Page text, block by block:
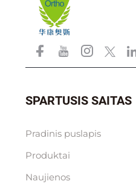
SPARTUSIS SAITAS
Pradinis puslapis
Produktai
Naujienos